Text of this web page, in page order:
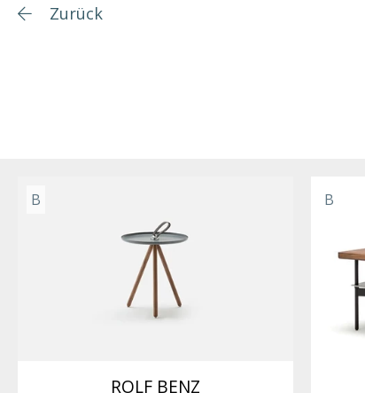
Zurück
B
ROLF BENZ
B